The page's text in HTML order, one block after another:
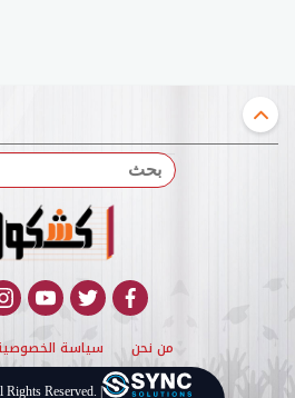
بحث
facebook
twitter
من نحن سياسة
Reserved. |